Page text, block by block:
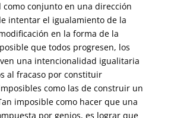
como conjunto en una dirección
intentar el igualamiento de la
en la forma de la
que todos progresen, los
una intencionalidad igualitaria
al fracaso por constituir
como las de construir un
imposible como hacer que una
por genios, es lograr que